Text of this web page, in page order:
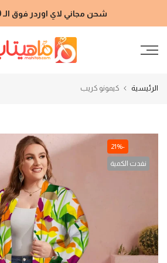
إلى
شحن مجاني لاي اوردر فوق الـ 2000 جنيه
الرئيسية كيمونو كريب
-21%
نفدت الكمية